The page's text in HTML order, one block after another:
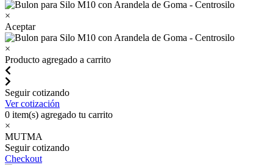
×
Aceptar
×
Producto agregado a carrito
Seguir cotizando
Ver cotización
0 item(s) agregado tu carrito
×
MUTMA
Seguir cotizando
Checkout